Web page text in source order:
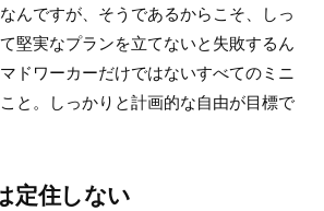
んですが、そうであるからこそ、しっ
堅実なプランを立てないと失敗するん
ドワーカーだけではないすべてのミニ
と。しっかりと計画的な自由が目標で
定住しない